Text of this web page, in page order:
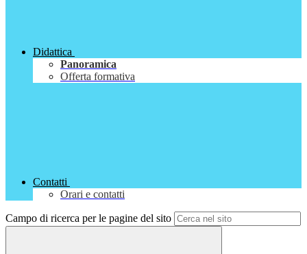
Didattica
Panoramica
Offerta formativa
Contatti
Orari e contatti
Campo di ricerca per le pagine del sito